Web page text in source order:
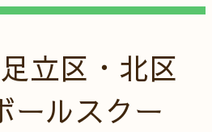
立区・北区
ールスクー